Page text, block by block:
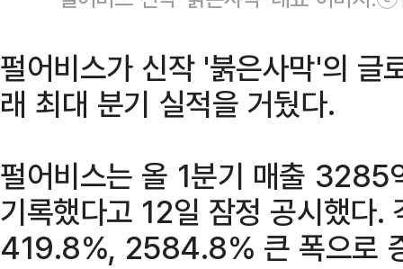
펄어비스가 신작 '붉은사막'의 글
래 최대 분기 실적을 거뒀다.
펄어비스는 올 1분기 매출 3285
기록했다고 12일 잠정 공시했다.
419.8%, 2584.8% 큰 폭으로